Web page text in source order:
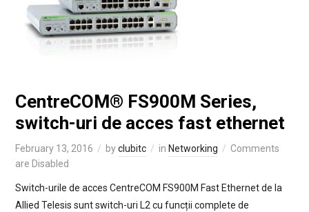
CentreCOM® FS900M Series,
switch-uri de acces fast ethernet
February 13, 2016 byclubitc in Networking
Comments
are Disabled
Switch-urile de acces CentreCOM FS900M Fast Ethernet de la
Allied Telesis sunt switch-uri L2 cu funcții complete de